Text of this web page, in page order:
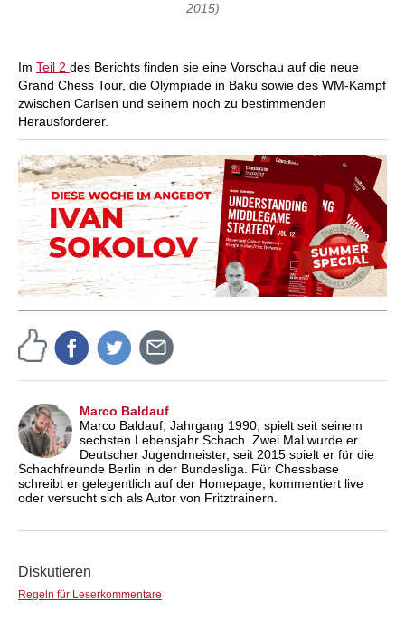
2015)
Im Teil 2 des Berichts finden sie eine Vorschau auf die neue
Grand Chess Tour, die Olympiade in Baku sowie des WM-Kampf
zwischen Carlsen und seinem noch zu bestimmenden
Herausforderer.
Marco Baldauf
Marco Baldauf, Jahrgang 1990, spielt seit seinem
sechsten Lebensjahr Schach. Zwei Mal wurde er
Deutscher Jugendmeister, seit 2015 spielt er für die
Schachfreunde Berlin in der Bundesliga. Für Chessbase
schreibt er gelegentlich auf der Homepage, kommentiert live
oder versucht sich als Autor von Fritztrainern.
Diskutieren
Regeln für Leserkommentare